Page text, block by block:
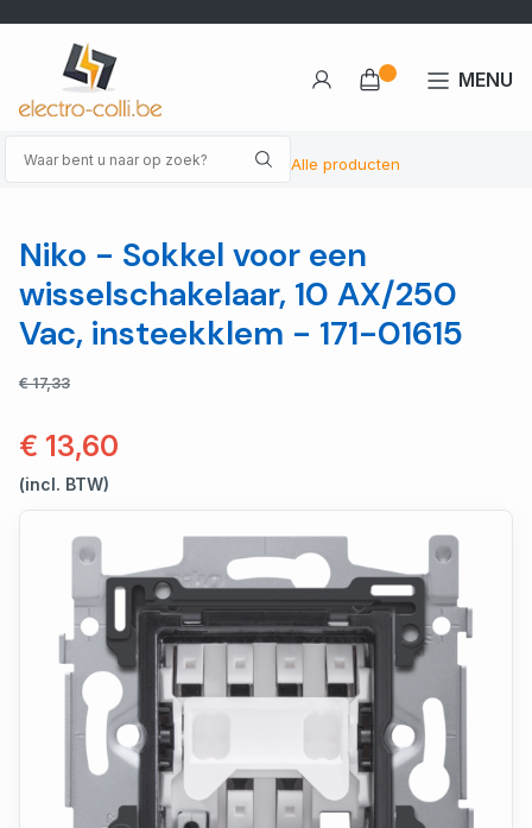
Alle producten
MENU
Niko - Sokkel voor een
wisselschakelaar, 10 AX/250
Vac, insteekklem - 171-01615
€ 17,33
€ 13,60
(incl. BTW)